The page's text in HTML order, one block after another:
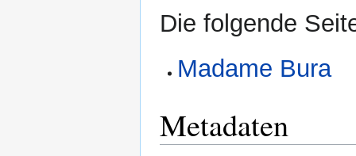
Die folgende
Madame Bura
Metadaten